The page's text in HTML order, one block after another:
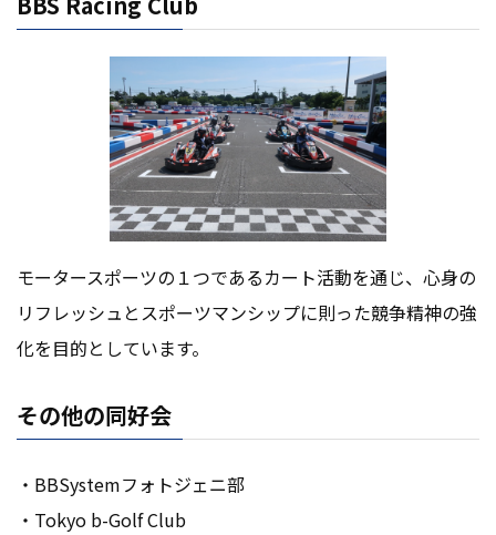
モータースポーツの１つであるカート活動を通じ、心身の
リフレッシュとスポーツマンシップに則った競争精神の強
化を目的としています。
その他の同好会
・BBSystemフォトジェニ部
・Tokyo b-Golf Club